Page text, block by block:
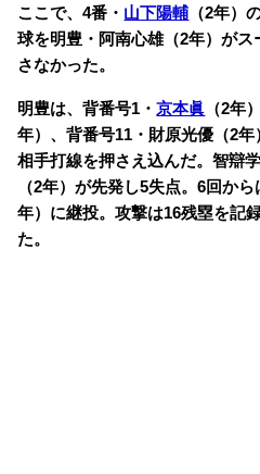
ここで、4番・ 山下陽輔 （2年）
球を明豊・阿南心雄（2年）が
さなかった。
明豊は、背番号1・京本眞 （2年
年）、背番号11・財原光優（2
相手打線を押さえ込んだ。智辯
（2年）が先発し5失点。6回か
年）に継投。攻撃は16残塁を記
た。